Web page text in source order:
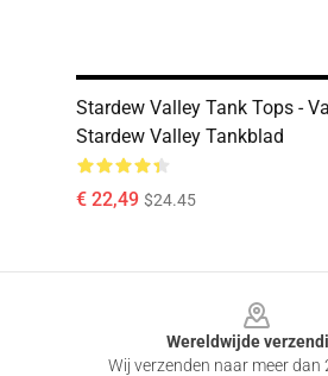
Stardew Valley Tank Tops -
Stardew Valley Tankblad
€ 22,49 $24.45
Wereldwijde
Wij verzenden naar meer dan